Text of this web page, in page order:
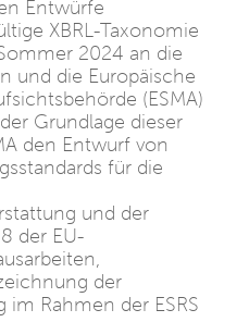
Entwürfe
XBRL-Taxonomie
2024 an die
und die Europäische
(ESMA)
Grundlage dieser
den Entwurf von
für die
und der
der EU-
der
Rahmen der ESRS